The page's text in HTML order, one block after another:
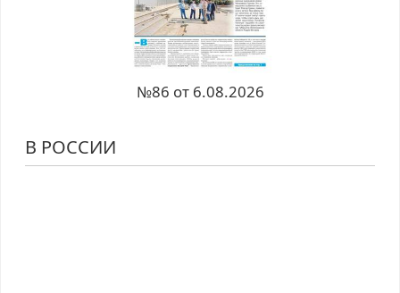
№86 от 6.08.2026
В РОССИИ